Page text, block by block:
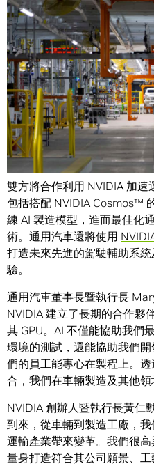
【2025年3月18日，美國聖
Motors，GM）與 NVIDIA 今
（AI）、模擬和加速運算技
和機器人。
雙方將合作利用 NVIDIA 加速
包括搭配 NVIDIA Cosmos™
練 AI 製造模型，進而最佳化
術。通用汽車還將使用
打造未來先進的駕駛輔助系
驗。
通用汽車董事長暨執行長
NVIDIA 建立了長期的合作夥
其 GPU。AI 不僅能協助我們
環境的測試，還能協助我們
們的員工能專心在製程上。
合，我們在車輛製造及其他領
NVIDIA 創辦人暨執行長黃仁
到來，從車輛到製造工廠，
運輸產業帶來變革。我們很
量身打造符合其公司願景、工